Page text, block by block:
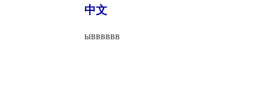
中文
ывввввв